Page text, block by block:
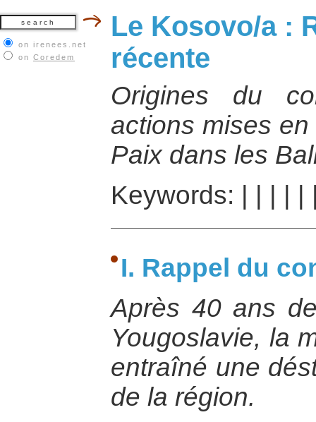
on irenees.net
on Coredem
Le Kosovo/a :
récente
Origines du
actions mises
Paix dans les
Keywords:
I. Rappel du
Après 40 ans
Yougoslavie, la
entraîné une
de la région.